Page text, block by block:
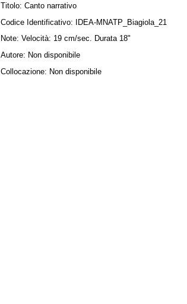
Titolo: Canto narrativo
Codice Identificativo: IDEA-MNATP_Biagiola_21
Note: Velocità: 19 cm/sec. Durata 18"
Autore: Non disponibile
Collocazione: Non disponibile